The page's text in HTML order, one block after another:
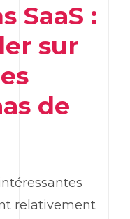
SaaS :
sur
de
relativement